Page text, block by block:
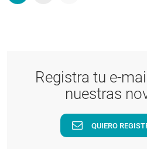
Registra tu e-
nuestras
QUIERO